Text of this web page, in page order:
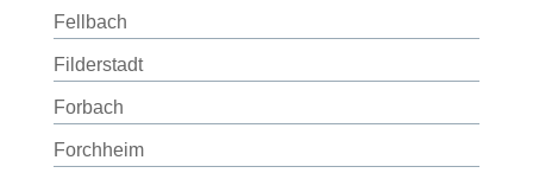
Fellbach
Filderstadt
Forbach
Forchheim